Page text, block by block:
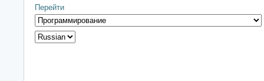
Перейти